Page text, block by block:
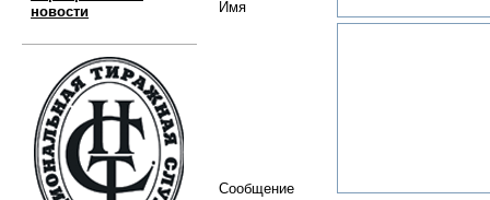
новости
Имя
Сообщение